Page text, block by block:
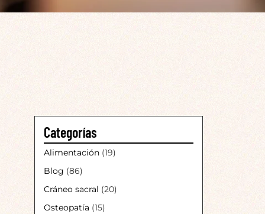
Categorías
Alimentación(19)
Blog (86)
Cráneo sacral (20)
Osteopatía (15)